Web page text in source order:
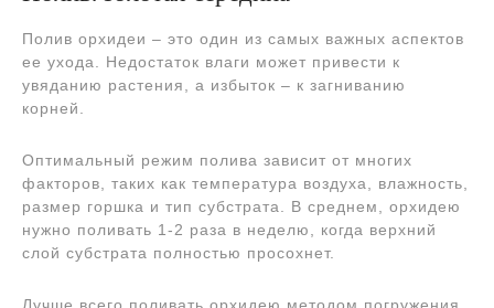
Полив орхидеи – это один из самых важных аспектов
ее ухода. Недостаток влаги может привести к
увяданию растения, а избыток – к загниванию
корней.
Оптимальный режим полива зависит от многих
факторов, таких как температура воздуха, влажность,
размер горшка и тип субстрата. В среднем, орхидею
нужно поливать 1-2 раза в неделю, когда верхний
слой субстрата полностью просохнет.